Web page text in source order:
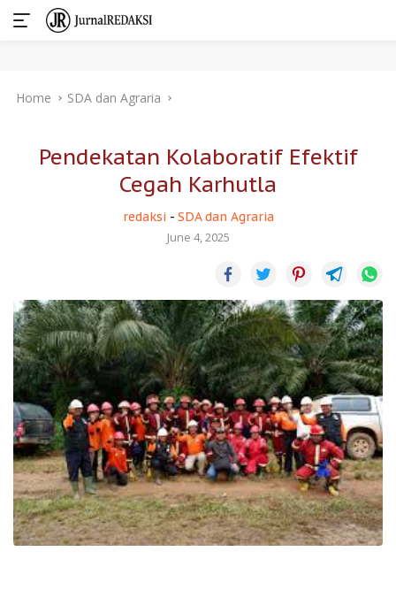
Home SDA dan Agraria
Pendekatan Kolaboratif Efektif
Cegah Karhutla
redaksi - SDA dan Agraria
June 4, 2025